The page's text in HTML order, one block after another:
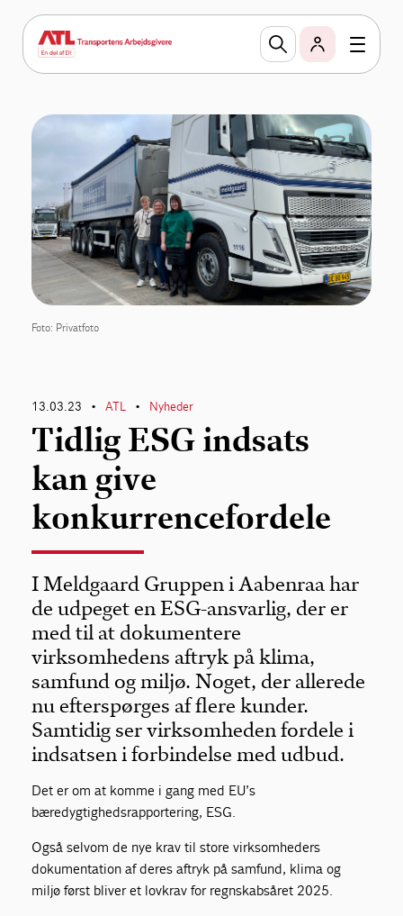
Foto: Privatfoto
13.03.23 • ATL • Nyheder
Tidlig ESG indsats
kan give
konkurrencefordele
I Meldgaard Gruppen i Aabenraa har
de udpeget en ESG-ansvarlig, der er
med til at dokumentere
virksomhedens aftryk på klima,
samfund og miljø. Noget, der allerede
nu efterspørges af flere kunder.
Samtidig ser virksomheden fordele i
indsatsen i forbindelse med udbud.
Det er om at komme i gang med EU’s
bæredygtighedsrapportering, ESG.
Også selvom de nye krav til store virksomheders
dokumentation af deres aftryk på samfund, klima og
miljø først bliver et lovkrav for regnskabsåret 2025.